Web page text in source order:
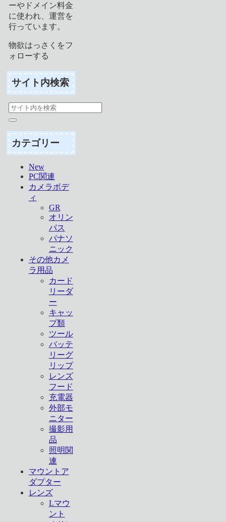
ーやドメイン料金
に使われ、運営を
行っています。
物欲はっさくをフ
ォローする
サイト内検索
カテゴリー
New
PC関連
カメラボデ
ィ
GR
オリン
パス
パナソ
ニック
その他カメ
ラ用品
カード
リーダ
ー
キャッ
プ類
ツール
バッテ
リーグ
リップ
レンズ
フード
充電器
外部モ
ニター
撮影用
品
照明関
連
マウントア
ダプター
レンズ
Lマウ
ント